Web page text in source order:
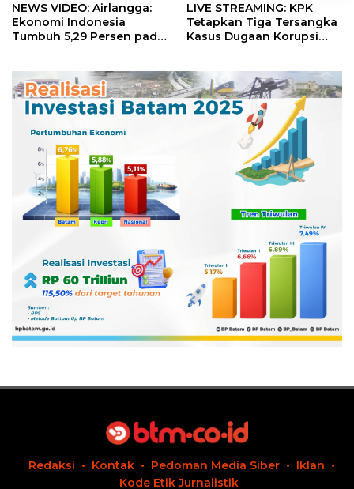
NEWS VIDEO: Airlangga:
Ekonomi Indonesia
Tumbuh 5,29 Persen pada
LIVE STREAMING: KPK
Tetapkan Tiga Tersangka
Kasus Dugaan Korupsi
Redaksi Kontak Pedoman Media Siber
Iklan
Kode Etik Jurnalistik